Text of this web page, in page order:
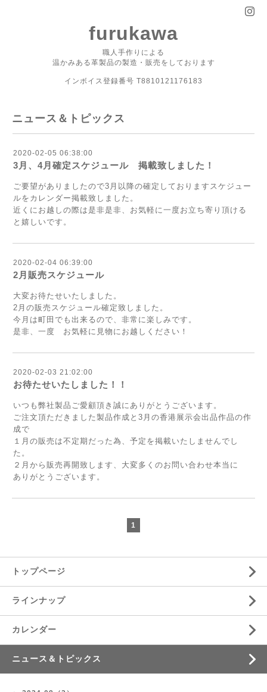
furukawa
職人手作りによる
温かみある革製品の製造・販売をしております
インボイス登録番号 T8810121176183
ニュース＆トピックス
2020-02-05 06:38:00
3月、4月確定スケジュール 掲載致しました！
ご要望がありましたので3月以降の確定しておりますスケジュー
ルをカレンダー掲載致しました。
近くにお越しの際は是非是非、お気軽に一度お立ち寄り頂ける
と嬉しいです。
2020-02-04 06:39:00
2月販売スケジュール
大変お待たせいたしました。
2月の販売スケジュール確定致しました。
今月は町田でも出来るので、非常に楽しみです。
是非、一度 お気軽に見物にお越しください！
2020-02-03 21:02:00
お待たせいたしました！！
いつも弊社製品ご愛顧頂き誠にありがとうございます。
ご注文頂ただきました製品作成と3月の香港展示会出品作品の作
成で
１月の販売は不定期だった為、予定を掲載いたしませんでし
た。
２月から販売再開致します、大変多くのお問い合わせ本当に
ありがとうございます。
1
トップページ
ラインナップ
カレンダー
ニュース＆トピックス